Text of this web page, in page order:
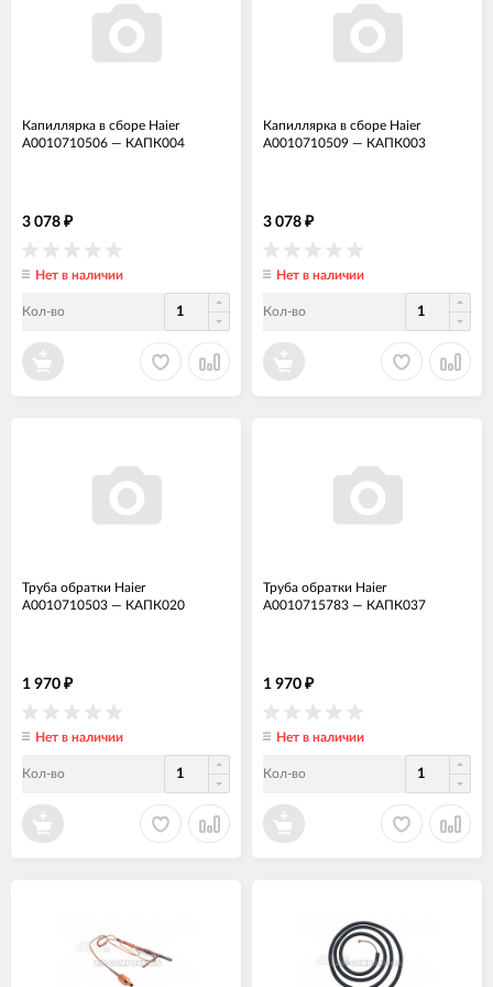
Капиллярка в сборе Haier
A0010710506 — КАПК004
3 078 ₽
Нет в наличии
Кол-во
Капиллярка в сборе Haier
A0010710509 — КАПК003
3 078 ₽
Нет в наличии
Кол-во
Труба обратки Haier
A0010710503 — КАПК020
1 970 ₽
Нет в наличии
Кол-во
Труба обратки Haier
A0010715783 — КАПК037
1 970 ₽
Нет в наличии
Кол-во